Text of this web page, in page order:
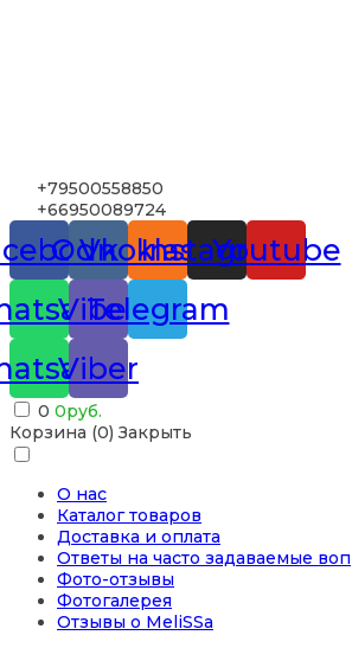
+79500558850
+66950089724
Vk
Odnoklassniki
Instagram
Youtube
Viber
Telegram
Viber
0 0руб.
Корзина (0) Закрыть
О нас
Каталог товаров
Доставка и оплата
Ответы на часто задаваемые
Фото-отзывы
Фотогалерея
Отзывы о MeliSSa